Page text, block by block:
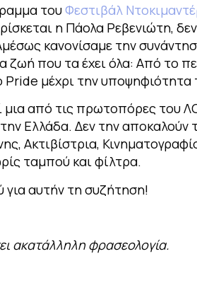
τουΦεστιβάλ
η Πάολα Ρεβενιώτη,
κανονίσαμε την
που τα έχει όλα: Από το
μέχρι την υποψηφιότητα
από τις πρωτοπόρες του
Ελλάδα. Δεν την αποκαλούν
Ακτιβίστρια,
ταμπού και φίλτρα.
για αυτήν τη συζήτηση!
ακατάλληλη φρασεολογία.